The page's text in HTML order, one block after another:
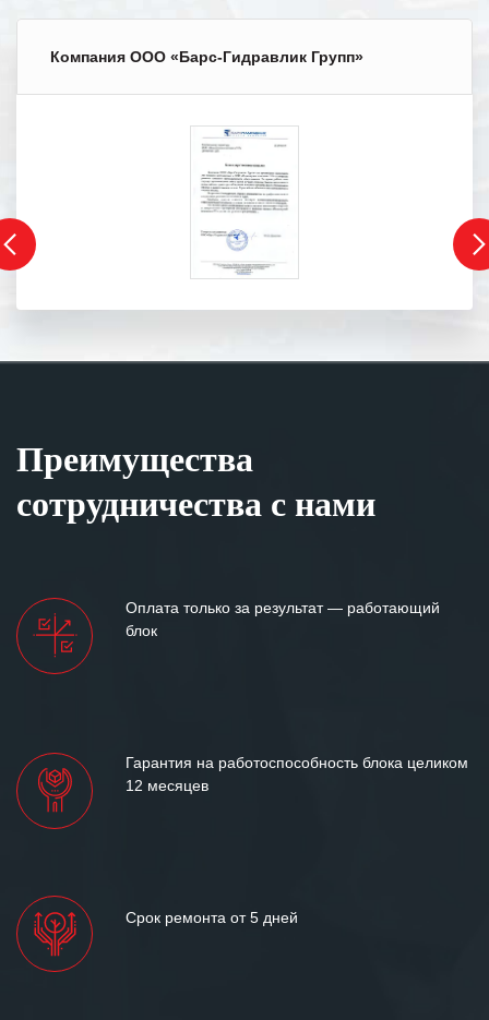
Компания ООО «Барс-Гидравлик Групп»
Преимущества
сотрудничества с нами
Оплата только за результат — работающий
блок
Гарантия на работоспособность блока целиком
12 месяцев
Срок ремонта от 5 дней